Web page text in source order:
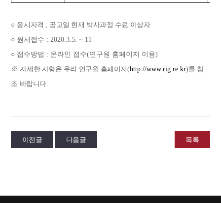
○ 응시자격 ; 공고일 현재 박사과정 수료 이상자
○ 원서접수 : 2020.3.5. ~ 11
○ 접수방법 : 온라인 접수(연구원 홈페이지 이용)
※ 자세한 사항은 우리 연구원 홈페이지(http://www.rig.re.kr)를 참
조 바랍니다.
이전글 다음글 목록